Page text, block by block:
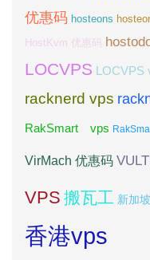
优惠码 hosteons
HostKvm 优惠码
LOCVPS LOCVPS
racknerd vps
RakSmart vps
VirMach 优惠码
VPS 搬瓦工 新加
香港vps